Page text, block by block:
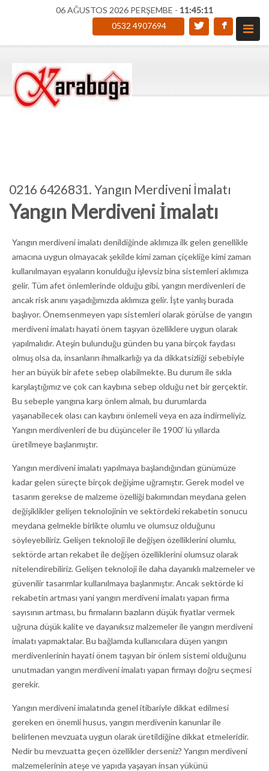
06 AĞUSTOS 2026 PERŞEMBE - 11:45:12
0532 4907694
0216 6426831. Yangın Merdiveni İmalatı
Yangın Merdiveni İmalatı
Yangın merdiveni imalatı denildiğinde aklımıza ilk gelen genellikle
amacına uygun olmayacak şekilde kimi zaman çiçekliğe kimi zaman
kullanılmayan eşyaların konulduğu işlevsiz bina sistemleri aklımıza
gelir. Tüm afet önlemlerinde olduğu gibi, yangın merdivenleri de
ancak risk anını yaşadığımızda aklımıza gelir. İşte yanlış burada
başlıyor. Önemsenmeyen yapı sistemleri olarak görülse de yangın
merdiveni imalatı hayati önem taşıyan özelliklere uygun olarak
yapılmalıdır. Ateşin bulunduğu günden bu yana birçok faydası
olmuş olsa da, insanların ihmalkarlığı ya da dikkatsizliği sebebiyle
her an büyük bir afete sebep olabilmekte. Bu durum ile sıkla
karşılaştığımız ve çok can kaybına sebep olduğu net bir gerçektir.
Bu sebeple yangına karşı önlem almalı, bu durumlarda
yaşanabilecek olası can kaybını önlemeli veya en aza indirmeliyiz.
Yangın merdivenleri de bu düşünceler ile 1900’ lü yıllarda
üretilmeye başlanmıştır.
Yangın merdiveni imalatı yapılmaya başlandığından günümüze
kadar gelen süreçte birçok değişime uğramıştır. Gerek model ve
tasarım gerekse de malzeme özelliği bakımından meydana gelen
değişiklikler gelişen teknolojinin ve sektördeki rekabetin sonucu
meydana gelmekle birlikte olumlu ve olumsuz olduğunu
söyleyebiliriz. Gelişen teknoloji ile değişen özelliklerini olumlu,
sektörde artan rekabet ile değişen özelliklerini olumsuz olarak
nitelendirebiliriz. Gelişen teknoloji ile daha dayanıklı malzemeler ve
güvenilir tasarımlar kullanılmaya başlanmıştır. Ancak sektörde ki
rekabetin artması yani yangın merdiveni imalatı yapan firma
sayısının artması, bu firmaların bazıların düşük fiyatlar vermek
uğruna düşük kalite ve dayanıksız malzemeler ile yangın merdiveni
imalatı yapmaktalar. Bu bağlamda kullanıcılara düşen yangın
merdivenlerinin hayati önem taşıyan bir önlem sistemi olduğunu
unutmadan yangın merdiveni imalatı yapan firmayı doğru seçmesi
gerekir.
Yangın merdiveni imalatında genel itibariyle dikkat edilmesi
gereken en önemli husus, yangın merdivenin kanunlar ile
belirlenen mevzuata uygun olarak üretildiğine dikkat etmeleridir.
Nedir bu mevzuatta geçen özellikler derseniz? Yangın merdiveni
malzemelerinin ateşe ve yapıda yaşayan insan yükünü